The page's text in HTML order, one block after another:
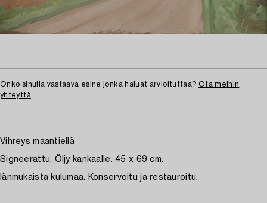
Onko sinulla vastaava esine jonka haluat arvioituttaa? Ota meihin
yhteyttä
Vihreys maantiellä
Signeerattu. Öljy kankaalle. 45 x 69 cm.
Iänmukaista kulumaa. Konservoitu ja restauroitu.